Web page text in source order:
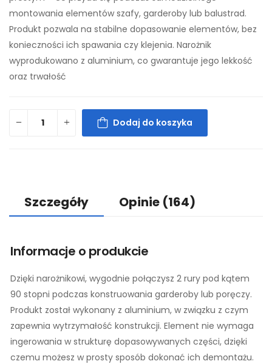
montowania elementów szafy, garderoby lub balustrad.
Produkt pozwala na stabilne dopasowanie elementów, bez
konieczności ich spawania czy klejenia. Narożnik
wyprodukowano z aluminium, co gwarantuje jego lekkość
oraz trwałość
Dodaj do koszyka
Szczegóły Opinie (164)
Informacje o produkcie
Dzięki narożnikowi, wygodnie połączysz 2 rury pod kątem
90 stopni podczas konstruowania garderoby lub poręczy.
Produkt został wykonany z aluminium, w związku z czym
zapewnia wytrzymałość konstrukcji. Element nie wymaga
ingerowania w strukturę dopasowywanych części, dzięki
czemu możesz w prosty sposób dokonać ich demontażu.